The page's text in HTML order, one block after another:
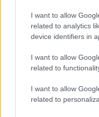
I want to allow
related to analytics
device identifiers in
I want to allow
related to
I want to allow
related to
Πότε ανοίγουν τα
Οι ημερομηνίες
εκπαιδευτικούς